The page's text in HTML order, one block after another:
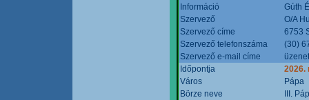
Információ
Gúth
Szervező
O/A
Szervező címe
6753
Szervező telefonszáma
(30)
Szervező e-mail címe
Időpontja
2026.
Város
Pápa
Börze neve
III.